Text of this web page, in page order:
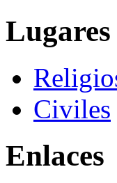
Civiles
Enlaces